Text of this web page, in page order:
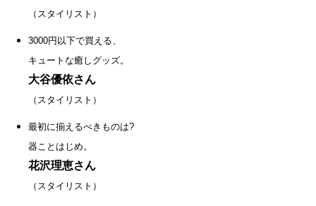
（スタイリスト）
3000円以下で買える、
キュートな癒しグッズ。
大谷優依さん
（スタイリスト）
最初に揃えるべきものは?
器ことはじめ。
花沢理恵さん
（スタイリスト）